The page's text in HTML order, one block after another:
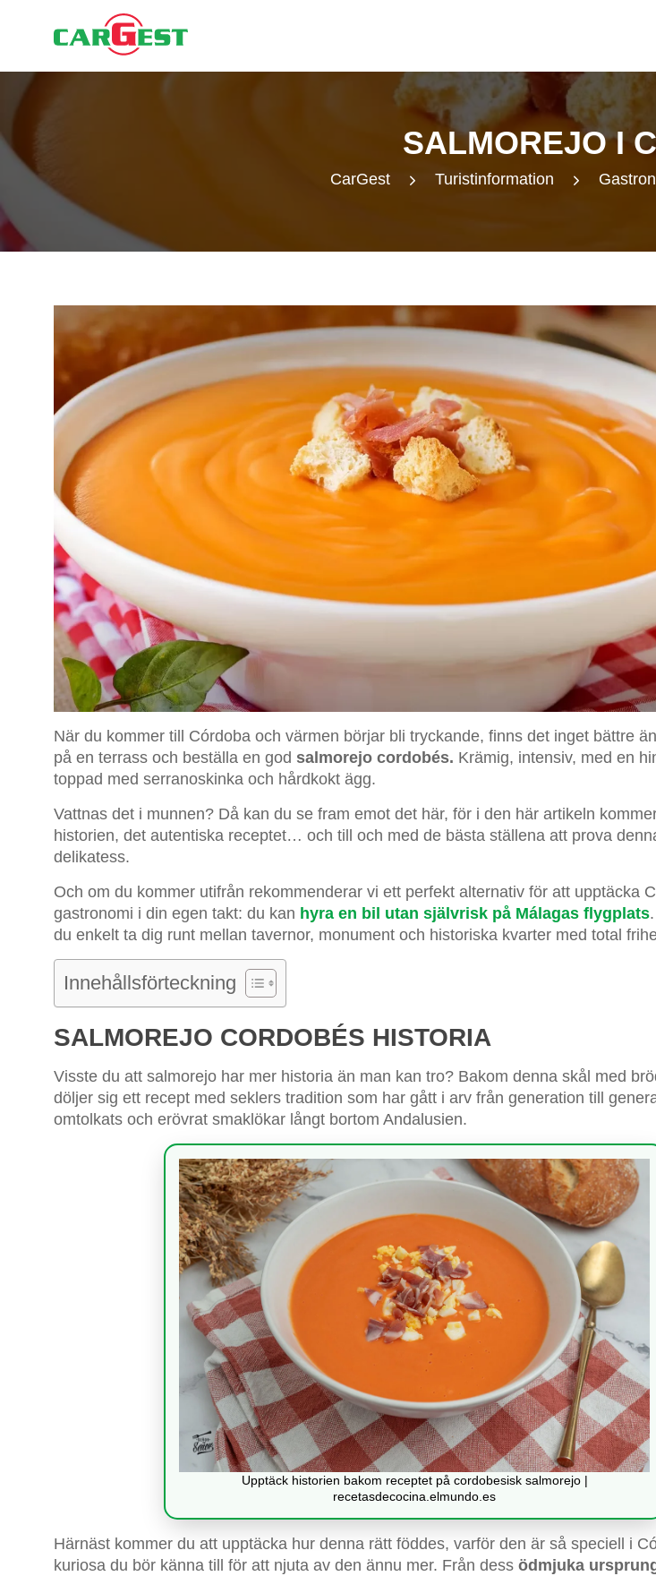
SALMOREJO I
CarGest Turistinformation
När du kommer till Córdoba och värmen börjar bli tryckande, finns det inget bättre
på en terrass och beställa en god salmorejo cordobés. Krämig, intensiv, med en
toppad med serranoskinka och hårdkokt ägg.
Vattnas det i munnen? Då kan du se fram emot det här, för i den här artikeln
historien, det autentiska receptet… och till och med de bästa ställena att prova
delikatess.
Och om du kommer utifrån rekommenderar vi ett perfekt alternativ för att upptäcka
gastronomi i din egen takt: du kan hyra en bil utan självrisk på Málagas flygplats
du enkelt ta dig runt mellan tavernor, monument och historiska kvarter med total
Innehållsförteckning
SALMOREJO CORDOBÉS HISTORIA
Visste du att salmorejo har mer historia än man kan tro? Bakom denna skål med
döljer sig ett recept med seklers tradition som har gått i arv från generation till
omtolkats och erövrat smaklökar långt bortom Andalusien.
Upptäck historien bakom receptet på cordobesisk salmorejo |
recetasdecocina.elmundo.es
Härnäst kommer du att upptäcka hur denna rätt föddes, varför den är så speciell i
kuriosa du bör känna till för att njuta av den ännu mer. Från dess ödmjuka